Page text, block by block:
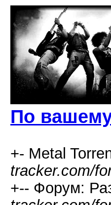
По
+- Metal
tracker.com/
+-- Форум: